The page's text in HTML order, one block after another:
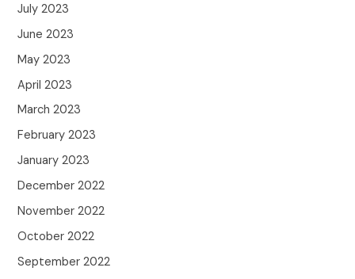
July 2023
June 2023
May 2023
April 2023
March 2023
February 2023
January 2023
December 2022
November 2022
October 2022
September 2022